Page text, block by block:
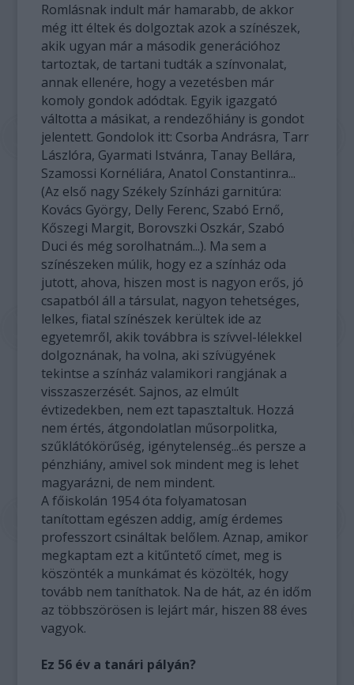
Romlásnak indult már hamarabb, de akkor
még itt éltek és dolgoztak azok a színészek,
akik ugyan már a második generációhoz
tartoztak, de tartani tudták a színvonalat,
annak ellenére, hogy a vezetésben már
komoly gondok adódtak. Egyik igazgató
váltotta a másikat, a rendezőhiány is gondot
jelentett. Gondolok itt: Csorba Andrásra, Tarr
Lászlóra, Gyarmati Istvánra, Tanay Bellára,
Szamossi Kornéliára, Anatol Constantinra...
(Az első nagy Székely Színházi garnitúra:
Kovács György, Delly Ferenc, Szabó Ernő,
Kőszegi Margit, Borovszki Oszkár, Szabó
Duci és még sorolhatnám...). Ma sem a
színészeken múlik, hogy ez a színház oda
jutott, ahova, hiszen most is nagyon erős, jó
csapatból áll a társulat, nagyon tehetséges,
lelkes, fiatal színészek kerültek ide az
egyetemről, akik továbbra is szívvel-lélekkel
dolgoznának, ha volna, aki szívügyének
tekintse a színház valamikori rangjának a
visszaszerzését. Sajnos, az elmúlt
évtizedekben, nem ezt tapasztaltuk. Hozzá
nem értés, átgondolatlan műsorpolitka,
szűklátókörűség, igénytelenség...és persze a
pénzhiány, amivel sok mindent meg is lehet
magyarázni, de nem mindent.
A főiskolán 1954 óta folyamatosan
tanítottam egészen addig, amíg érdemes
professzort csináltak belőlem. Aznap, amikor
megkaptam ezt a kitűntető címet, meg is
köszönték a munkámat és közölték, hogy
tovább nem taníthatok. Na de hát, az én időm
az többszörösen is lejárt már, hiszen 88 éves
vagyok.
Ez 56 év a tanári pályán?